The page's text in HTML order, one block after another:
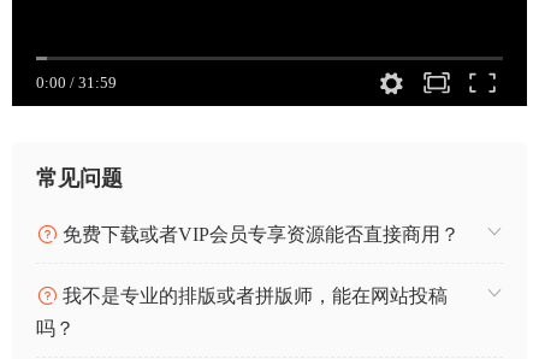
0:00 / 31:59
常见问题
免费下载或者VIP会员专享资源能否直接商用？
我不是专业的排版或者拼版师，能在网站投稿
吗？